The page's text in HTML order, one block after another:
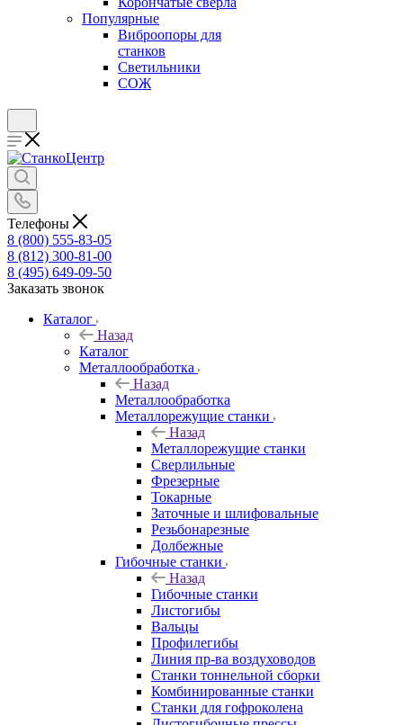
Популярные
Виброопоры для
станков
Светильники
СОЖ
Телефоны
8 (800) 555-83-05
8 (812) 300-81-00
8 (495) 649-09-50
Заказать звонок
Каталог
Назад
Каталог
Металлообработка
Назад
Металлообработка
Металлорежущие станки
Назад
Металлорежущие станки
Сверлильные
Фрезерные
Токарные
Заточные и шлифовальные
Резьбонарезные
Долбежные
Гибочные станки
Назад
Гибочные станки
Листогибы
Вальцы
Профилегибы
Линия пр-ва воздуховодов
Станки тоннельной сборки
Комбинированные станки
Станки для гофроколена